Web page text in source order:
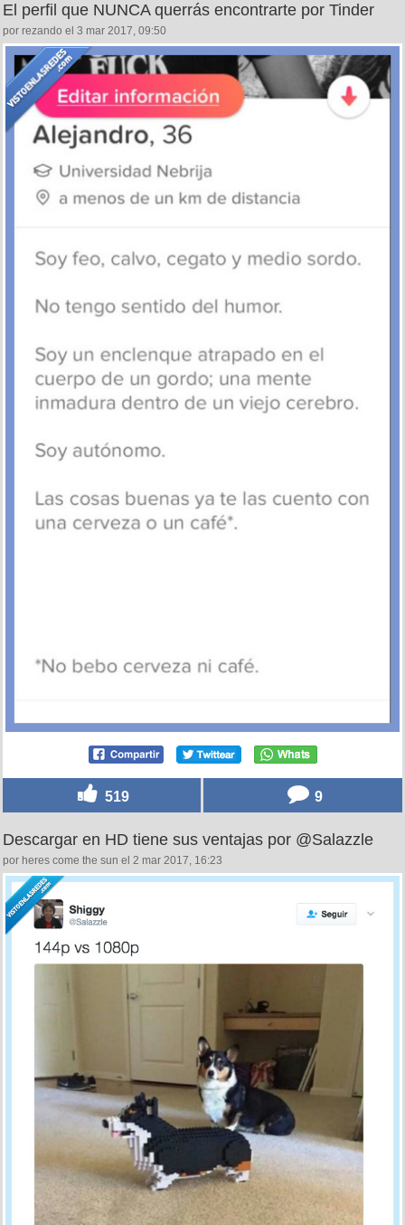
El perfil que NUNCA querrás encontrarte por Tinder
por rezando el 3 mar 2017, 09:50
519 9
Descargar en HD tiene sus ventajas por @Salazzle
por heres come the sun el 2 mar 2017, 16:23